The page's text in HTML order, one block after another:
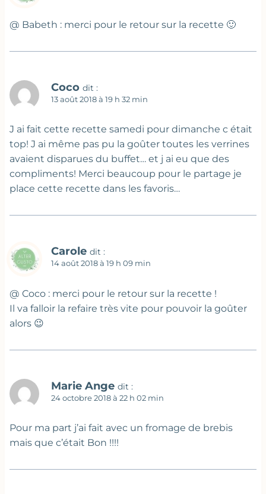
@ Babeth : merci pour le retour sur la recette 🙂
Coco dit :
13 août 2018 à 19 h 32 min
J ai fait cette recette samedi pour dimanche c était
top! J ai même pas pu la goûter toutes les verrines
avaient disparues du buffet… et j ai eu que des
compliments! Merci beaucoup pour le partage je
place cette recette dans les favoris…
Carole dit :
14 août 2018 à 19 h 09 min
@ Coco : merci pour le retour sur la recette !
Il va falloir la refaire très vite pour pouvoir la goûter
alors 😉
Marie Ange dit :
24 octobre 2018 à 22 h 02 min
Pour ma part j’ai fait avec un fromage de brebis
mais que c’était Bon !!!!